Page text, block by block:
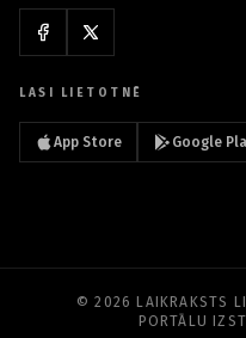
LASI LIETOTNĒ
App Store Google
© 2026 LAIKRAKSTS
PORTĀLU